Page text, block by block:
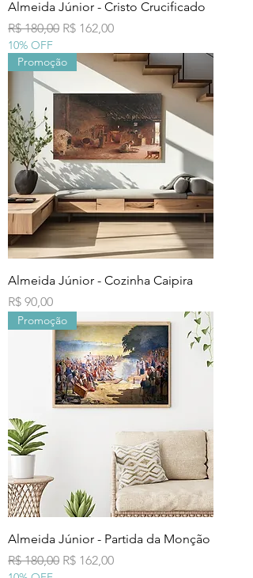
Almeida Júnior - Cristo Crucificado
Preço normal
R$ 180,00 Preço promocional
R$ 162,00
10% OFF
Promoção
Almeida Júnior - Cozinha Caipira
Preço
R$ 90,00
Promoção
Almeida Júnior - Partida da Monção
Preço normal
R$ 180,00 Preço promocional
R$ 162,00